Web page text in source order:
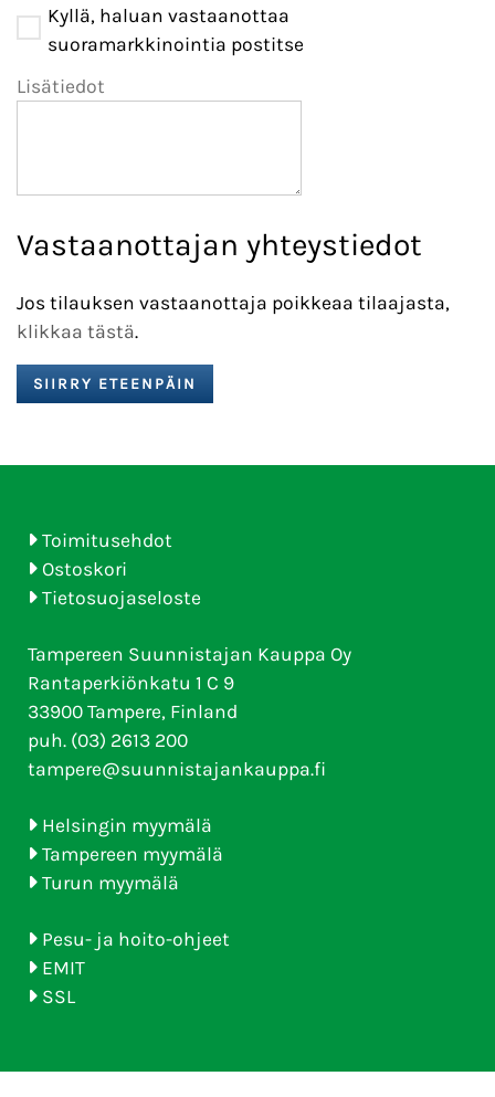
Kyllä, haluan vastaanottaa
suoramarkkinointia postitse
Lisätiedot
Vastaanottajan yhteystiedot
Jos tilauksen vastaanottaja poikkeaa tilaajasta,
klikkaa tästä.
Toimitusehdot
Ostoskori
Tietosuojaseloste
Tampereen Suunnistajan Kauppa Oy
Rantaperkiönkatu 1 C 9
33900 Tampere, Finland
puh. (03) 2613 200
tampere@suunnistajankauppa.fi
Helsingin myymälä
Tampereen myymälä
Turun myymälä
Pesu- ja hoito-ohjeet
EMIT
SSL